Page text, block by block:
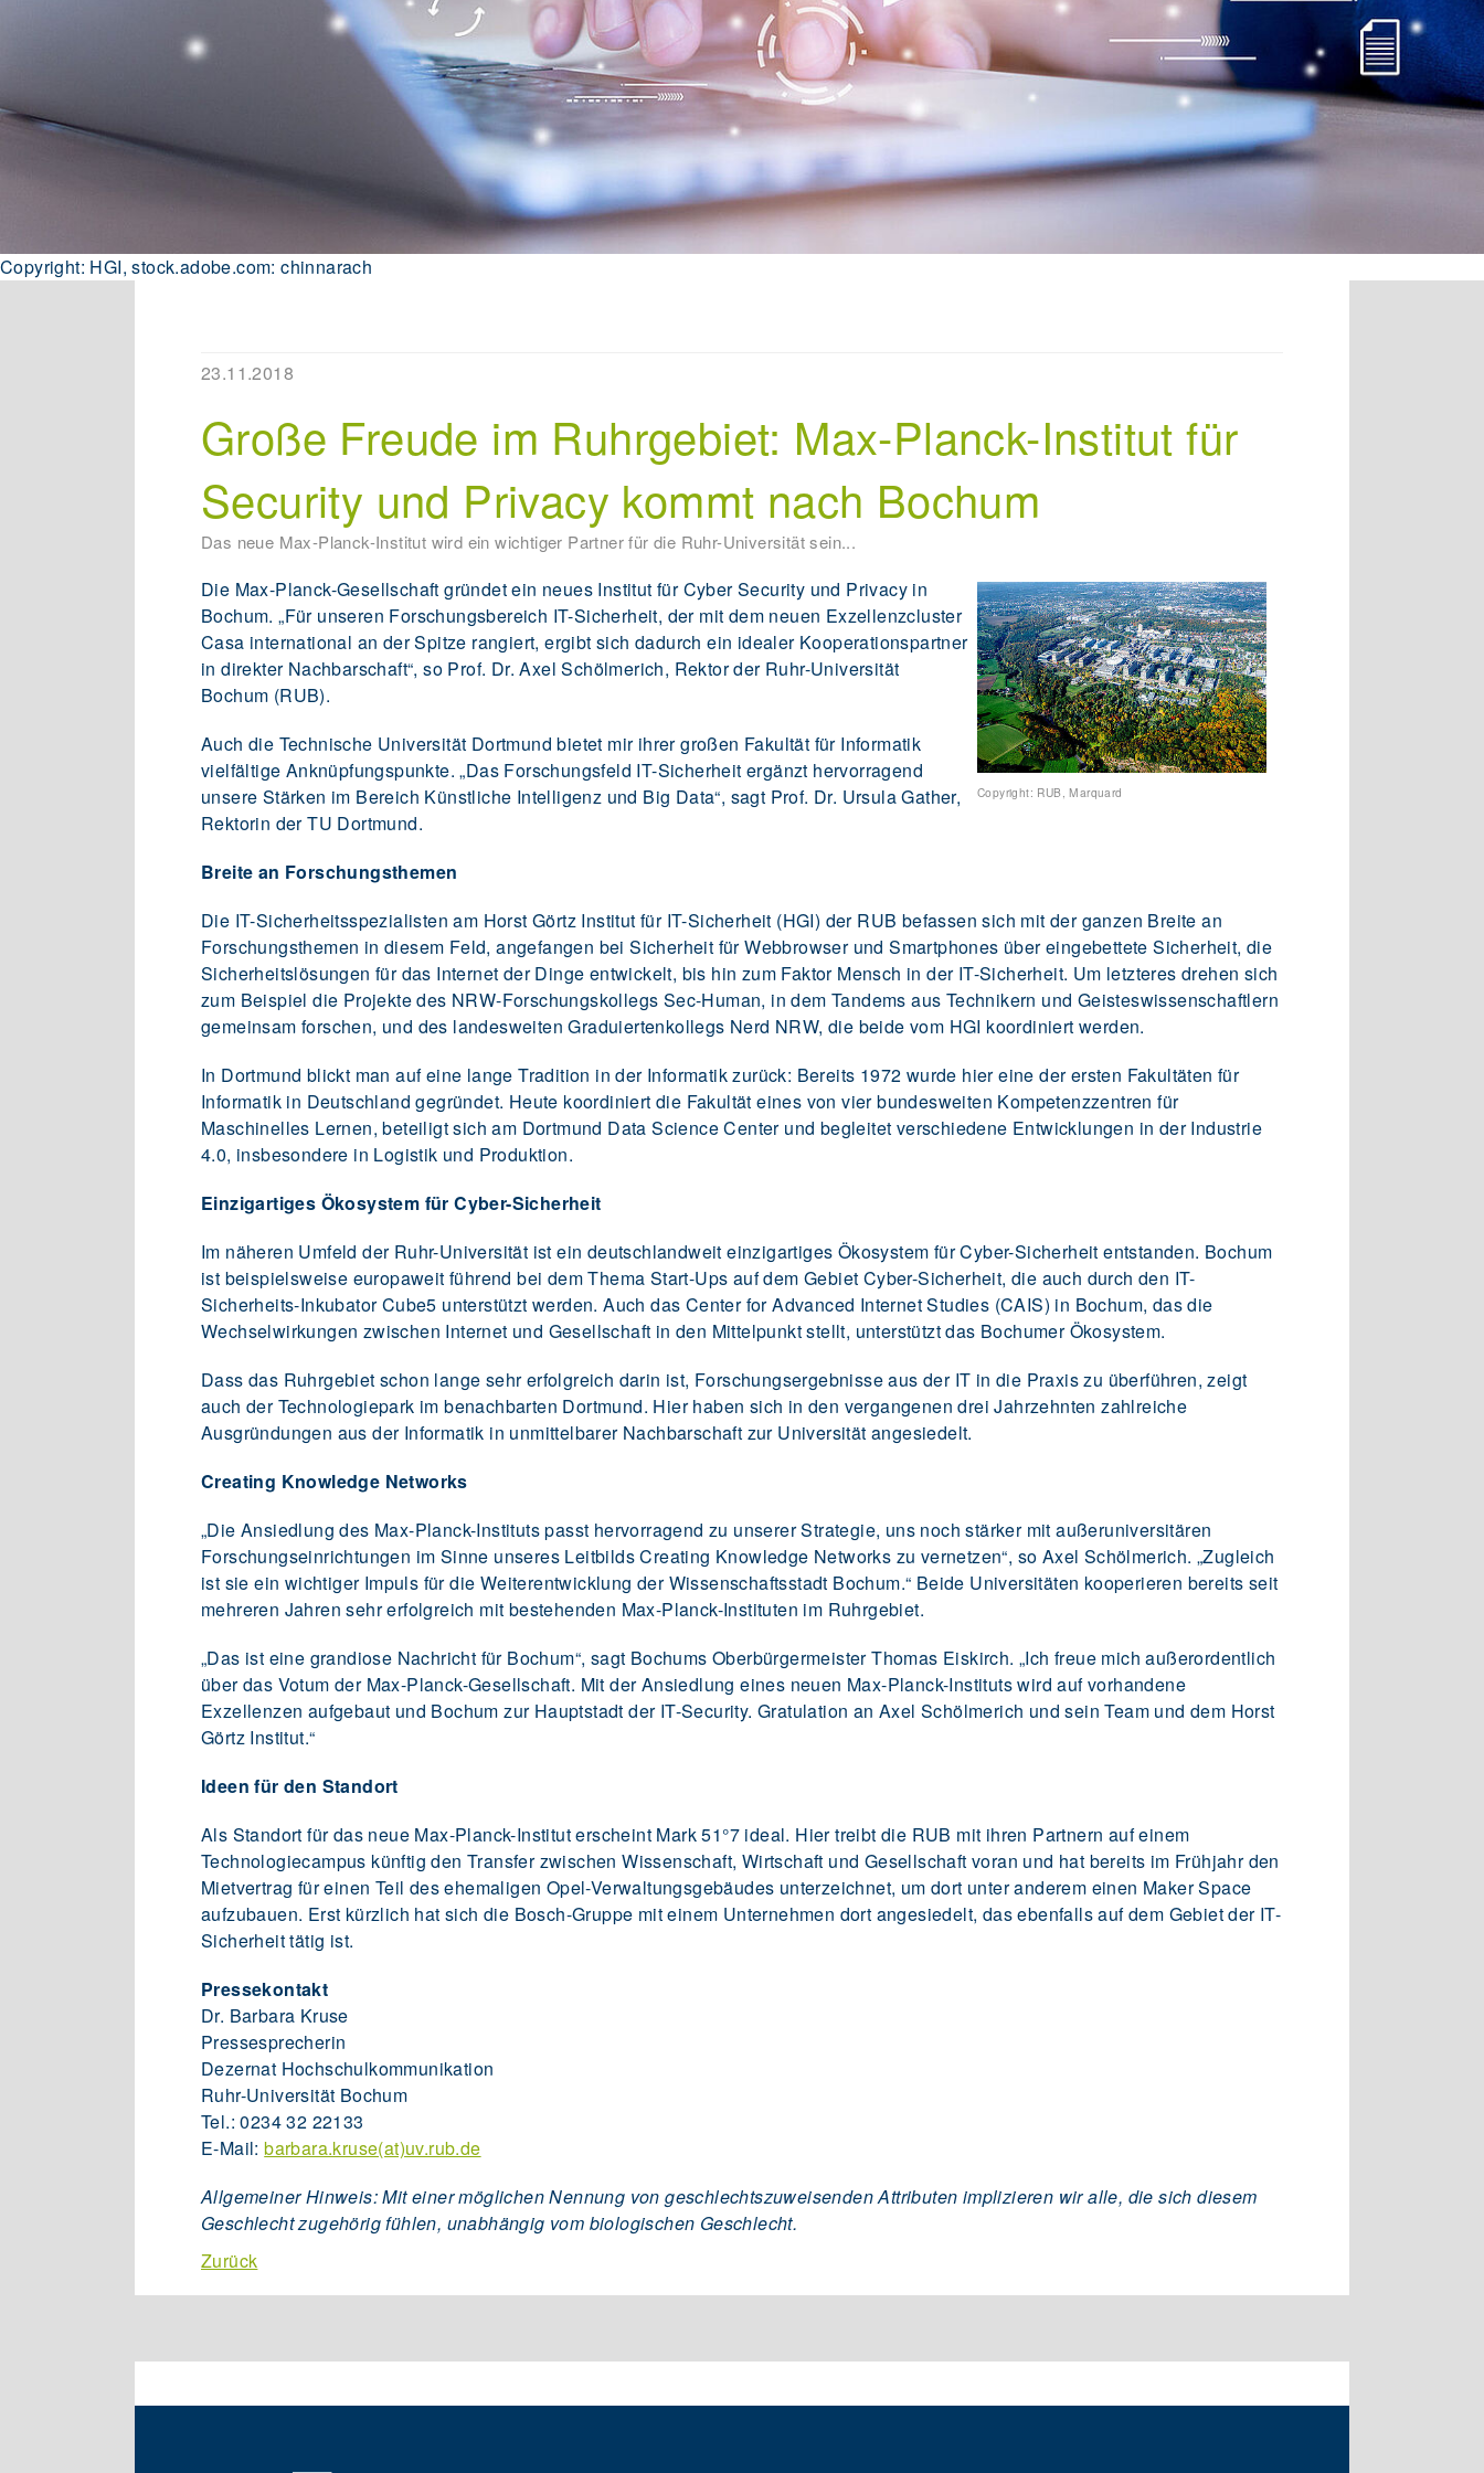
Copyright: HGI, stock.adobe.com: chinnarach
23.11.2018
Große Freude im Ruhrgebiet: Max-Planck-Institut für
Security und Privacy kommt nach Bochum
Das neue Max-Planck-Institut wird ein wichtiger Partner für die Ruhr-Universität sein...
Copyright: RUB, Marquard
Die Max-Planck-Gesellschaft gründet ein neues Institut für Cyber Security und Privacy in
Bochum. „Für unseren Forschungsbereich IT-Sicherheit, der mit dem neuen Exzellenzcluster
Casa international an der Spitze rangiert, ergibt sich dadurch ein idealer Kooperationspartner
in direkter Nachbarschaft“, so Prof. Dr. Axel Schölmerich, Rektor der Ruhr-Universität
Bochum (RUB).
Auch die Technische Universität Dortmund bietet mir ihrer großen Fakultät für Informatik
vielfältige Anknüpfungspunkte. „Das Forschungsfeld IT-Sicherheit ergänzt hervorragend
unsere Stärken im Bereich Künstliche Intelligenz und Big Data“, sagt Prof. Dr. Ursula Gather,
Rektorin der TU Dortmund.
Breite an Forschungsthemen
Die IT-Sicherheitsspezialisten am Horst Görtz Institut für IT-Sicherheit (HGI) der RUB befassen sich mit der ganzen Breite an
Forschungsthemen in diesem Feld, angefangen bei Sicherheit für Webbrowser und Smartphones über eingebettete Sicherheit, die
Sicherheitslösungen für das Internet der Dinge entwickelt, bis hin zum Faktor Mensch in der IT-Sicherheit. Um letzteres drehen sich
zum Beispiel die Projekte des NRW-Forschungskollegs Sec-Human, in dem Tandems aus Technikern und Geisteswissenschaftlern
gemeinsam forschen, und des landesweiten Graduiertenkollegs Nerd NRW, die beide vom HGI koordiniert werden.
In Dortmund blickt man auf eine lange Tradition in der Informatik zurück: Bereits 1972 wurde hier eine der ersten Fakultäten für
Informatik in Deutschland gegründet. Heute koordiniert die Fakultät eines von vier bundesweiten Kompetenzzentren für
Maschinelles Lernen, beteiligt sich am Dortmund Data Science Center und begleitet verschiedene Entwicklungen in der Industrie
4.0, insbesondere in Logistik und Produktion.
Einzigartiges Ökosystem für Cyber-Sicherheit
Im näheren Umfeld der Ruhr-Universität ist ein deutschlandweit einzigartiges Ökosystem für Cyber-Sicherheit entstanden. Bochum
ist beispielsweise europaweit führend bei dem Thema Start-Ups auf dem Gebiet Cyber-Sicherheit, die auch durch den IT-
Sicherheits-Inkubator Cube5 unterstützt werden. Auch das Center for Advanced Internet Studies (CAIS) in Bochum, das die
Wechselwirkungen zwischen Internet und Gesellschaft in den Mittelpunkt stellt, unterstützt das Bochumer Ökosystem.
Dass das Ruhrgebiet schon lange sehr erfolgreich darin ist, Forschungsergebnisse aus der IT in die Praxis zu überführen, zeigt
auch der Technologiepark im benachbarten Dortmund. Hier haben sich in den vergangenen drei Jahrzehnten zahlreiche
Ausgründungen aus der Informatik in unmittelbarer Nachbarschaft zur Universität angesiedelt.
Creating Knowledge Networks
„Die Ansiedlung des Max-Planck-Instituts passt hervorragend zu unserer Strategie, uns noch stärker mit außeruniversitären
Forschungseinrichtungen im Sinne unseres Leitbilds Creating Knowledge Networks zu vernetzen“, so Axel Schölmerich. „Zugleich
ist sie ein wichtiger Impuls für die Weiterentwicklung der Wissenschaftsstadt Bochum.“ Beide Universitäten kooperieren bereits seit
mehreren Jahren sehr erfolgreich mit bestehenden Max-Planck-Instituten im Ruhrgebiet.
„Das ist eine grandiose Nachricht für Bochum“, sagt Bochums Oberbürgermeister Thomas Eiskirch. „Ich freue mich außerordentlich
über das Votum der Max-Planck-Gesellschaft. Mit der Ansiedlung eines neuen Max-Planck-Instituts wird auf vorhandene
Exzellenzen aufgebaut und Bochum zur Hauptstadt der IT-Security. Gratulation an Axel Schölmerich und sein Team und dem Horst
Görtz Institut.“
Ideen für den Standort
Als Standort für das neue Max-Planck-Institut erscheint Mark 51°7 ideal. Hier treibt die RUB mit ihren Partnern auf einem
Technologiecampus künftig den Transfer zwischen Wissenschaft, Wirtschaft und Gesellschaft voran und hat bereits im Frühjahr den
Mietvertrag für einen Teil des ehemaligen Opel-Verwaltungsgebäudes unterzeichnet, um dort unter anderem einen Maker Space
aufzubauen. Erst kürzlich hat sich die Bosch-Gruppe mit einem Unternehmen dort angesiedelt, das ebenfalls auf dem Gebiet der IT-
Sicherheit tätig ist.
Pressekontakt
Dr. Barbara Kruse
Pressesprecherin
Dezernat Hochschulkommunikation
Ruhr-Universität Bochum
Tel.: 0234 32 22133
E-Mail:barbara.kruse(at)uv.rub.de
Allgemeiner Hinweis: Mit einer möglichen Nennung von geschlechtszuweisenden Attributen implizieren wir alle, die sich diesem
Geschlecht zugehörig fühlen, unabhängig vom biologischen Geschlecht.
Zurück